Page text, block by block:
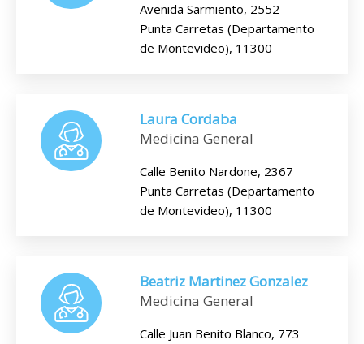
Avenida Sarmiento, 2552
Punta Carretas (Departamento
de Montevideo), 11300
Laura Cordaba
Medicina General
Calle Benito Nardone, 2367
Punta Carretas (Departamento
de Montevideo), 11300
Beatriz Martinez Gonzalez
Medicina General
Calle Juan Benito Blanco, 773